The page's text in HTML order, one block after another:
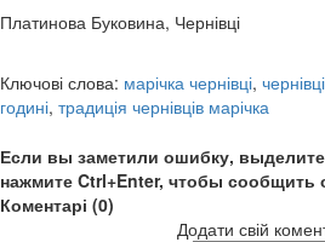
Платинова Буковина, Чернівці
Ключові слова: марічка чернівці,
годині, традиція чернівців марічка
Если вы заметили ошибку,
нажмите Ctrl+Enter, чтобы сообщить
Коментарі (0)
Додати свій